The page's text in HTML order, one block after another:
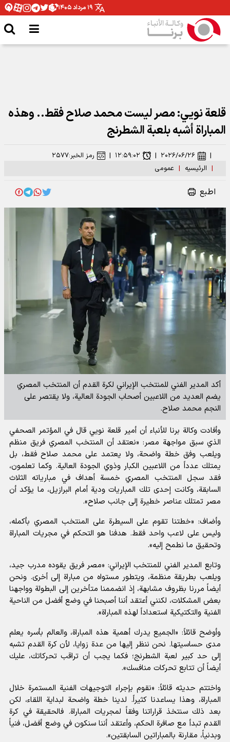
۱۹ مرداد ۱۴۰۵
قلعة نويي: مصر ليست محمد صلاح فقط.. وهذه
المباراة أشبه بلعبة الشطرنج
| الرئیسیه | عمومی
| ۲۰۲۶/۰۶/۲۶ | ۱۲:۵۹:۰۲ | رمز الخبر:۲۵۷۷
اطبع
أكد المدير الفني للمنتخب الإيراني لكرة القدم أن المنتخب المصري
يضم العديد من اللاعبين أصحاب الجودة العالية، ولا يقتصر على
النجم محمد صلاح.
وأفادتوكالة برنا للأنباء أن أمير قلعة نويي قال في المؤتمر الصحفي
الذي سبق مواجهة مصر: «نعتقد أن المنتخب المصري فريق منظم
ويلعب وفق خطة واضحة، ولا يعتمد على محمد صلاح فقط، بل
يمتلك عدداً من اللاعبين الكبار وذوي الجودة العالية. وكما تعلمون،
فقد سجل المنتخب المصري خمسة أهداف في مبارياته الثلاث
السابقة، وكانت إحدى تلك المباريات ودية أمام البرازيل، ما يؤكد أن
مصر تمتلك عناصر خطيرة إلى جانب صلاح».
وأضاف: «خطتنا تقوم على السيطرة على المنتخب المصري بأكمله،
وليس على لاعب واحد فقط. هدفنا هو التحكم في مجريات المباراة
وتحقيق ما نطمح إليه».
وتابع المدير الفني للمنتخب الإيراني: «مصر فريق يقوده مدرب جيد،
ويلعب بطريقة منظمة، ويتطور مستواه من مباراة إلى أخرى. ونحن
أيضاً مررنا بظروف مشابهة، إذ انضممنا متأخرين إلى البطولة وواجهنا
بعض المشكلات، لكنني أعتقد أننا أصبحنا في وضع أفضل من الناحية
الفنية والتكتيكية استعداداً لهذه المباراة».
وأوضح قائلاً: «الجميع يدرك أهمية هذه المباراة، والعالم بأسره يعلم
مدى حساسيتها. نحن ننظر إليها من عدة زوايا، لأن كرة القدم تشبه
إلى حد كبير لعبة الشطرنج؛ فكما يجب أن تراقب تحركاتك، عليك
أيضاً أن تتابع تحركات منافسك».
واختتم حديثه قائلاً: «نقوم بإجراء التوجيهات الفنية المستمرة خلال
المباراة، وهذا يساعدنا كثيراً. لدينا خطة واضحة لبداية اللقاء، لكن
بعد ذلك سنتخذ قراراتنا وفقاً لمجريات المباراة. فالحقيقة في كرة
القدم تبدأ مع صافرة الحكم، وأعتقد أننا سنكون في وضع أفضل، فنياً
وبدنياً، مقارنة بالمباراتين السابقتين».